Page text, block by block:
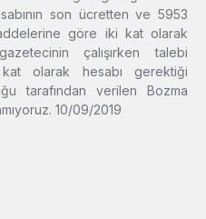
son ücretten ve 5953
göre iki kat olarak
çalışırken talebi
olarak hesabı gerektiği
tarafından verilen Bozma
10/09/2019